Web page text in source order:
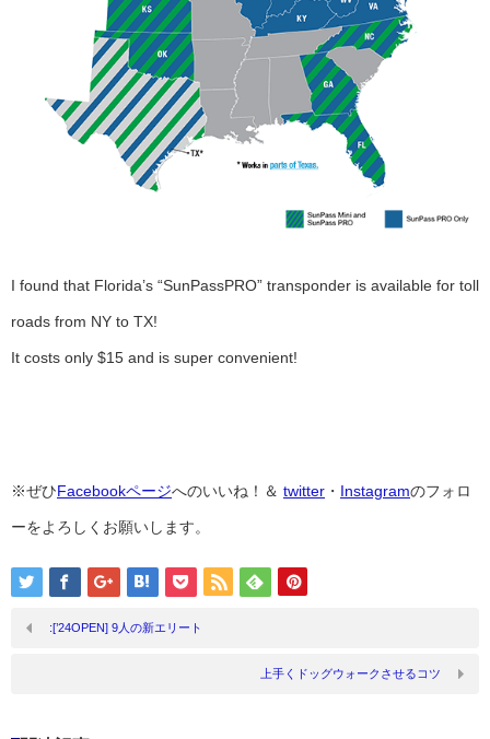
I found that Florida’s “SunPassPRO” transponder is available for toll
roads from NY to TX!
It costs only $15 and is super convenient!
※ぜひFacebookページへのいいね！＆ twitter ・ Instagramのフォロ
ーをよろしくお願いします。
:[’24OPEN] 9人の新エリート
上手くドッグウォークさせるコツ